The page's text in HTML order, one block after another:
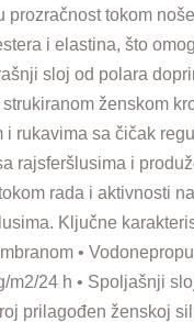
prozračnost tokom
i elastina, što
sloj od polara
ženskom
i rukavima sa čičak
rajsferšlusima i
rada i aktivnosti
Ključne
•
m2/24 h • Spoljašnji
prilagođen ženskoj